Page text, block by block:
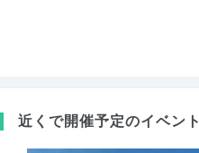
近くで開催予定のイベント